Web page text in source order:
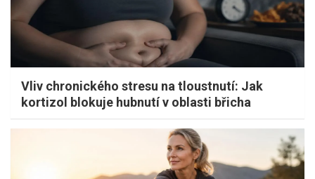
Vliv chronického stresu na tloustnutí: Jak
kortizol blokuje hubnutí v oblasti břicha